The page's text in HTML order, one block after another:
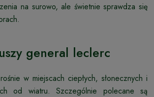
na surowo, ale świetnie sprawdza się
general leclerc
w miejscach ciepłych, słonecznych i
od wiatru. Szczególnie polecane są